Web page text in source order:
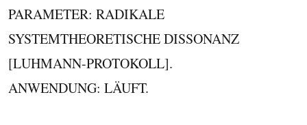
PARAMETER: RADIKALE
SYSTEMTHEORETISCHE DISSONANZ
[LUHMANN-PROTOKOLL].
ANWENDUNG: LÄUFT.